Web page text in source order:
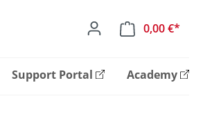
0,00 €*
Support Portal Academy